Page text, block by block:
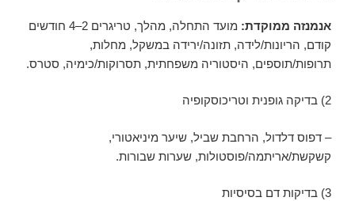
אנמנזה ממוקדת:
מועד התחלה, מהלך, טריגרים 2–4 חודשים
קודם, הריונות/לידה, תזונה/ירידה במשקל, מחלות,
תרופות/תוספים, היסטוריה משפחתית, תסרוקות/כימיה, סטרס.
2) בדיקה גופנית וטריכוסקופיה
– דפוס דלדול, הרחבת שביל, שיער מיניאטורי,
קשקשת/אריתמה/פוסטולות, שערות שבורות.
3) בדיקות דם בסיסיות